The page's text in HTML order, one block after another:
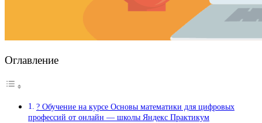
Оглавление
? Обучение на курсе Основы математики для цифровых
профессий от онлайн — школы Яндекс Практикум